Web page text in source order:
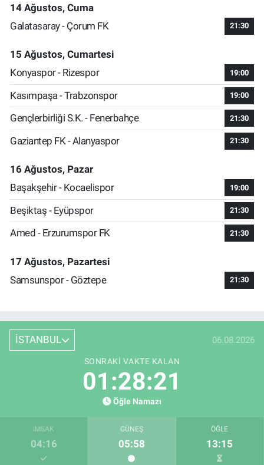
14 Ağustos, Cuma
Galatasaray - Çorum FK
21:30
15 Ağustos, Cumartesi
Konyaspor - Rizespor
19:00
Kasımpaşa - Trabzonspor 19:00
Gençlerbirliği S.K. - Fenerbahçe 21:30
Gaziantep FK - Alanyaspor 21:30
16 Ağustos, Pazar
Başakşehir - Kocaelispor
19:00
Beşiktaş - Eyüpspor 21:30
Amed - Erzurumspor FK 21:30
17 Ağustos, Pazartesi
Samsunspor - Göztepe
21:30
İSTANBUL 06.08.2026
SONRAKI VAKTE KALAN
01:28:21
Öğle Namazı
İMSAK
04:16
GÜNEŞ
05:58
ÖĞLE
13:15